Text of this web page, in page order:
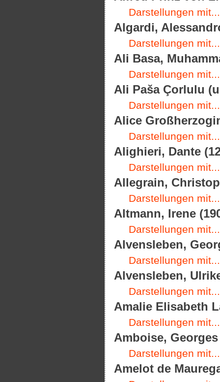
Darstellungen mit...
Algardi,
Darstellungen mit...
Ali Basa,
Darstellungen mit...
Ali Paša Çorlulu
Darstellungen mit...
Alice
Darstellungen mit...
Alighieri, Dante
Darstellungen mit...
Allegrain,
Darstellungen mit...
Altmann, Irene
Darstellungen mit...
Alvensleben,
Darstellungen mit...
Alvensleben,
Darstellungen mit...
Amalie Elisabeth
Darstellungen mit...
Amboise, Georges
Darstellungen mit...
Amelot de